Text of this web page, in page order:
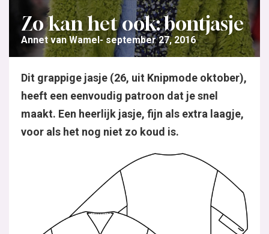
Zo kan het ook: bontjasje
Annet van Wamel september 27, 2016
Dit grappige jasje (26, uit Knipmode oktober),
heeft een eenvoudig patroon dat je snel
maakt. Een heerlijk jasje, fijn als extra laagje,
voor als het nog niet zo koud is.